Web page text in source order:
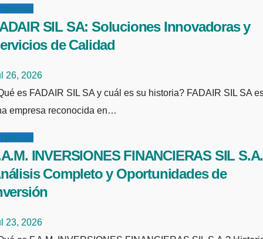
SIL SA: Soluciones Innovadoras y
de Calidad
26, 2026
SIL SA es
empresa reconocida en…
INVERSIONES FINANCIERAS SIL
Completo y Oportunidades de
23, 2026